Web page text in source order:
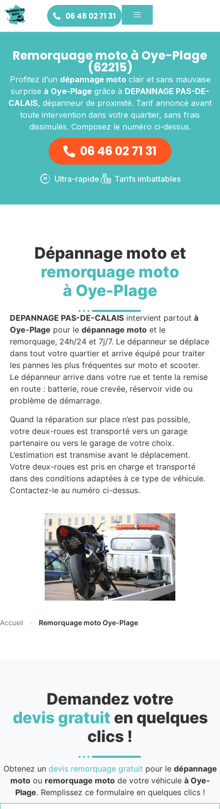
06 46 02 71 31
Remorquage moto à Oye-Plage
(62215)
Profitez d’un dépannage motoclair et sans mauvaise
surprise à Oye-Plage grâce à DEPANNAGE PAS-DE-
CALAIS, dépanneur de proximité. Tarif annoncé avant
toute intervention dans votre quartier, sans frais
dissimulés. Composez le numéro ci-dessus.
06 46 02 71 31
Ultra-rapide Tarifs imbattables
Dépannage moto et
remorquage moto
à Oye-Plage
DEPANNAGE PAS-DE-CALAIS intervient partout à
Oye-Plage pour le dépannage moto et le
remorquage, 24h/24 et 7j/7. Le dépanneur se déplace
dans tout votre quartier et arrive équipé pour traiter
les pannes les plus fréquentes sur moto et scooter.
Le dépanneur arrive dans votre rue et tente la remise
en route : batterie, roue crevée, réservoir vide ou
problème de démarrage.
Quand la réparation sur place n’est pas possible,
votre deux-roues est transporté vers un garage
partenaire ou vers le garage de votre choix.
L’estimation est transmise avant le déplacement.
Votre deux-roues est pris en charge et transporté
dans des conditions adaptées à ce type de véhicule.
Contactez-le au numéro ci-dessus.
Accueil » Remorquage moto Oye-Plage
Demandez votre
devis gratuit en quelques
clics !
Obtenez un devis remorquage gratuit pour le dépannage
motoou remorquage motode votre véhicule à Oye-
Plage. Remplissez ce formulaire en quelques clics !